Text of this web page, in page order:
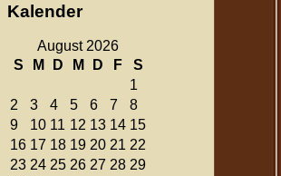
Kalender
August 2026
S
M D M D F
S
1
2
3 4 5 6 7
8
9
10 11 12 13 14 15
16 17 18 19 20 21 22
23 24 25 26 27 28 29